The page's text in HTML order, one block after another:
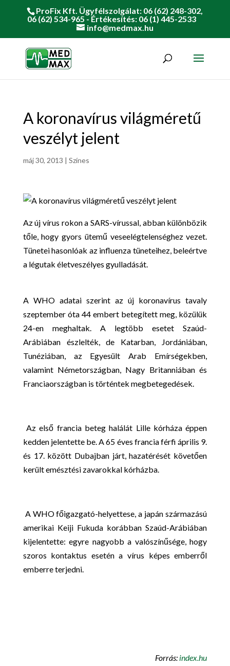
ProFix Kft. Ügyfélszolgálat: 06 (62) 248-302,
06 (62) 534-965 - Értékesítés: 06 (1) 445-2533
info@medmax.hu
A koronavírus világméretű
veszélyt jelent
máj 30, 2013 | Színes
Az új vírus rokon a SARS-vírussal, abban különbözik
tőle, hogy gyors ütemű veseelégtelenséghez vezet.
Tünetei hasonlóak az influenza tüneteihez, beleértve
a légutak életveszélyes gyulladását.
A WHO adatai szerint az új koronavírus tavaly
szeptember óta 44 embert betegített meg, közülük
24-en meghaltak. A legtöbb esetet Szaúd-
Arábiában észlelték, de Katarban, Jordániában,
Tunéziában, az Egyesült Arab Emírségekben,
valamint Németországban, Nagy Britanniában és
Franciaországban is történtek megbetegedések.
Az első francia beteg halálát Lille kórháza éppen
kedden jelentette be. A 65 éves francia férfi április 9.
és 17. között Dubajban járt, hazatérését követően
került emésztési zavarokkal kórházba.
A WHO főigazgató-helyettese, a japán származású
amerikai Keiji Fukuda korábban Szaúd-Arábiában
kijelentette: egyre nagyobb a valószínűsége, hogy
szoros kontaktus esetén a vírus képes emberről
emberre terjedni.
Forrás: index.hu